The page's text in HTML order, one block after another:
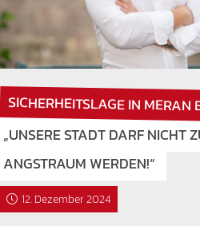
SICHERHEITSLAGE IN MERAN
„UNSERE STADT DARF NICHT
ANGSTRAUM WERDEN!“
12. Dezember 2024